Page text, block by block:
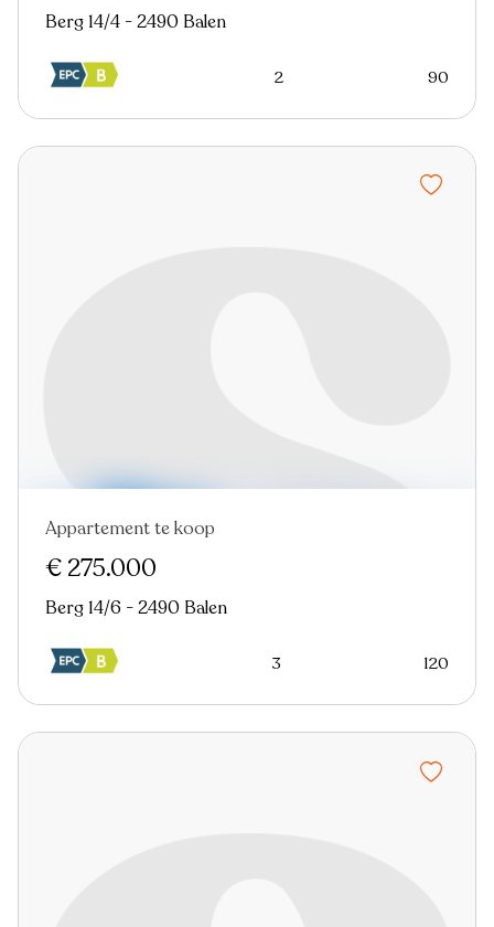
Berg 14/4 - 2490 Balen
2 90
Appartement te koop
€ 275.000
Berg 14/6 - 2490 Balen
3 120